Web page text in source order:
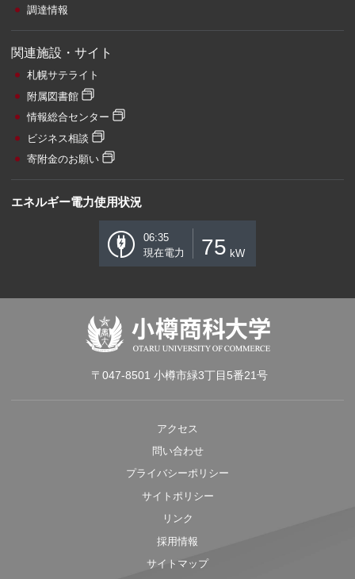
調達情報
関連施設・サイト
札幌サテライト
附属図書館
情報総合センター
ビジネス相談
寄附金のお願い
エネルギー電力使用状況
06:35
現在電力
75 kW
〒047-8501 小樽市緑3丁目5番21号
アクセス
問い合わせ
プライバシーポリシー
サイトポリシー
リンク
採用情報
サイトマップ